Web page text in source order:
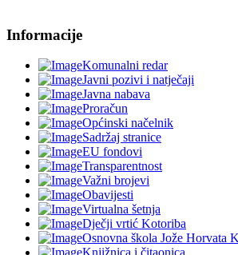
Informacije
Komunalni redar
Javni pozivi i natječaji
Javna nabava
Proračun
Općinski načelnik
Sadržaj stranice
EU fondovi
Transparentnost
Važni brojevi
Obavijesti
Virtualna šetnja
Dječji vrtić Kotoriba
Osnovna škola Jože Horvata